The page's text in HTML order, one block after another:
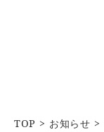
TOP お知らせ